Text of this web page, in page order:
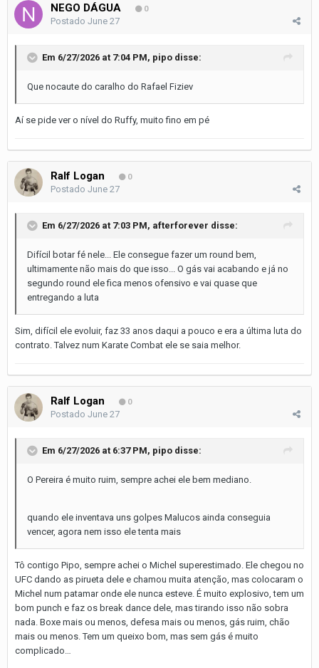
NEGO DÁGUA 0
Postado June 27
Em 6/27/2026 at 7:04 PM, pipo disse:
Que nocaute do caralho do Rafael Fiziev
Aí se pide ver o nível do Ruffy, muito fino em pé
Ralf Logan 0
Postado June 27
Em 6/27/2026 at 7:03 PM, afterforever disse:
Difícil botar fé nele... Ele consegue fazer um round bem,
ultimamente não mais do que isso... O gás vai acabando e já no
segundo round ele fica menos ofensivo e vai quase que
entregando a luta
Sim, difícil ele evoluir, faz 33 anos daqui a pouco e era a última luta do
contrato. Talvez num Karate Combat ele se saia melhor.
Ralf Logan 0
Postado June 27
Em 6/27/2026 at 6:37 PM, pipo disse:
O Pereira é muito ruim, sempre achei ele bem mediano.
quando ele inventava uns golpes Malucos ainda conseguia
vencer, agora nem isso ele tenta mais
Tô contigo Pipo, sempre achei o Michel superestimado. Ele chegou no
UFC dando as pirueta dele e chamou muita atenção, mas colocaram o
Michel num patamar onde ele nunca esteve. É muito explosivo, tem um
bom punch e faz os break dance dele, mas tirando isso não sobra
nada. Boxe mais ou menos, defesa mais ou menos, gás ruim, chão
mais ou menos. Tem um queixo bom, mas sem gás é muito
complicado…